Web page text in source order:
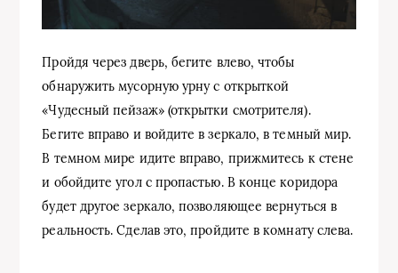
Пройдя через дверь, бегите влево, чтобы
обнаружить мусорную урну с открыткой
«Чудесный пейзаж» (открытки смотрителя).
Бегите вправо и войдите в зеркало, в темный мир.
В темном мире идите вправо, прижмитесь к стене
и обойдите угол с пропастью. В конце коридора
будет другое зеркало, позволяющее вернуться в
реальность. Сделав это, пройдите в комнату слева.